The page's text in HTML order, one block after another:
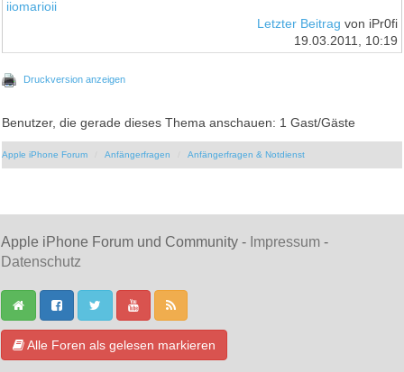
iiomarioii
Letzter Beitrag von iPr0fi
19.03.2011, 10:19
Druckversion anzeigen
Benutzer, die gerade dieses Thema anschauen: 1 Gast/Gäste
Apple iPhone Forum Anfängerfragen Anfängerfragen & Notdienst
Apple iPhone Forum und Community - Impressum -
Datenschutz
Alle Foren als gelesen markieren